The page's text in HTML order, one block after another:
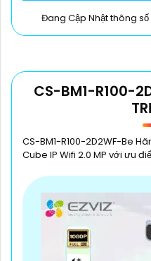
Đang Cập Nhật thông
CS-BM1-R100-
CS-BM1-R100-2D2WF-Be
Cube IP Wifi 2.0 MP với ưu